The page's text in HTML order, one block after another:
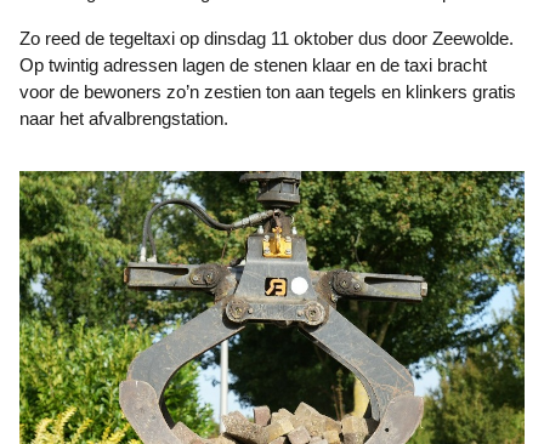
Zo reed de tegeltaxi op dinsdag 11 oktober dus door Zeewolde.
Op twintig adressen lagen de stenen klaar en de taxi bracht
voor de bewoners zo’n zestien ton aan tegels en klinkers gratis
naar het afvalbrengstation.